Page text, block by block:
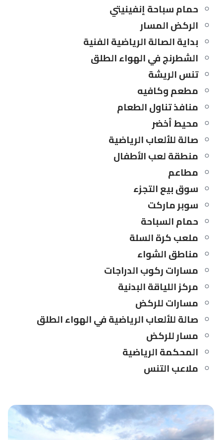
حمام سباحة إنفينيتي
الركض المسار
بداية الصالة الرياضية الفنية
الشطرنج في الهواء الطلق
تنس الريشة
مطعم وكافيه
منافذ تناول الطعام
محيط أخضر
صالة للألعاب الرياضية
منطقة لعب الأطفال
مطاعم
سوق بيع التجزء
سوبر ماركت
حمام السباحة
ملعب كرة السلة
مناطق الشواء
مسارات ركوب الدراجات
مركز اللياقة البدنية
مسارات للركض
صالة للألعاب الرياضية في الهواء الطلق
مسار للركض
المحكمة الرياضية
ملاعب التنس